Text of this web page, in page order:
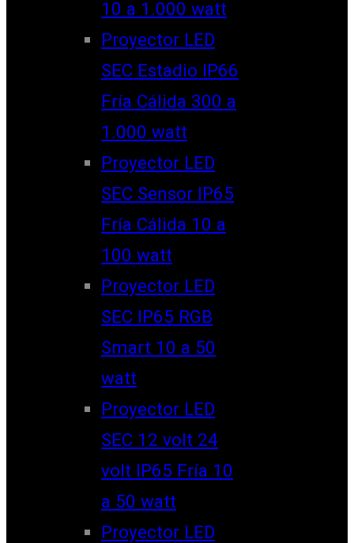
10 a 1.000 watt
Proyector LED
SEC Estadio IP66
Fría Cálida 300 a
1.000 watt
Proyector LED
SEC Sensor IP65
Fría Cálida 10 a
100 watt
Proyector LED
SEC IP65 RGB
Smart 10 a 50
watt
Proyector LED
SEC 12 volt 24
volt IP65 Fría 10
a 50 watt
Proyector LED